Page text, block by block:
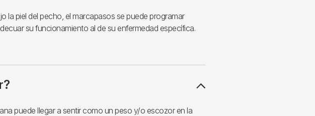
la piel del pecho, el marcapasos se puede programar
su funcionamiento al de su enfermedad específica.
puede llegar a sentir como un peso y/o escozor en la